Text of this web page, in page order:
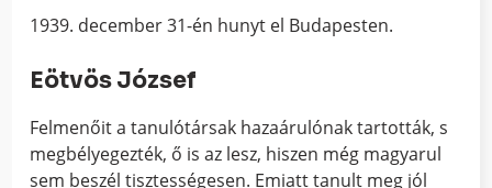
1939. december 31-én hunyt el Budapesten.
Eötvös József
Felmenőit a tanulótársak hazaárulónak tartották, s
megbélyegezték, ő is az lesz, hiszen még magyarul
sem beszél tisztességesen. Emiatt tanult meg jól